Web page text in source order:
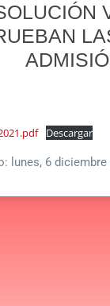
Descargar
lunes, 6